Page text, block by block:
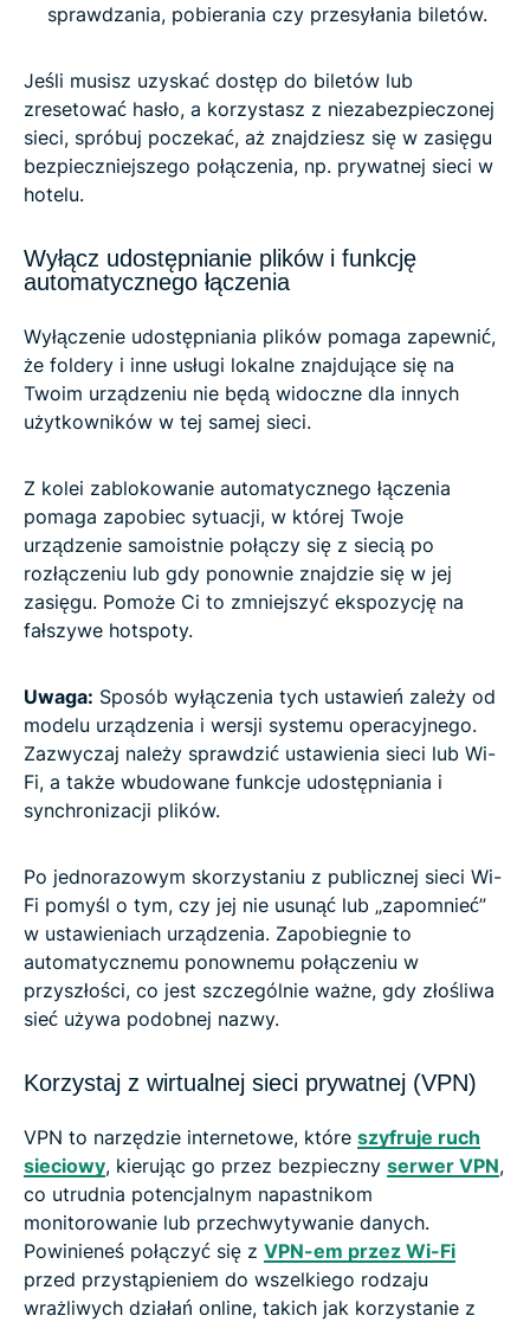
sprawdzania, pobierania czy przesyłania biletów.
Jeśli musisz uzyskać dostęp do biletów lub
zresetować hasło, a korzystasz z niezabezpieczonej
sieci, spróbuj poczekać, aż znajdziesz się w zasięgu
bezpieczniejszego połączenia, np. prywatnej sieci w
hotelu.
Wyłącz udostępnianie plików i funkcję
automatycznego łączenia
Wyłączenie udostępniania plików pomaga zapewnić,
że foldery i inne usługi lokalne znajdujące się na
Twoim urządzeniu nie będą widoczne dla innych
użytkowników w tej samej sieci.
Z kolei zablokowanie automatycznego łączenia
pomaga zapobiec sytuacji, w której Twoje
urządzenie samoistnie połączy się z siecią po
rozłączeniu lub gdy ponownie znajdzie się w jej
zasięgu. Pomoże Ci to zmniejszyć ekspozycję na
fałszywe hotspoty.
Uwaga: Sposób wyłączenia tych ustawień zależy od
modelu urządzenia i wersji systemu operacyjnego.
Zazwyczaj należy sprawdzić ustawienia sieci lub Wi-
Fi, a także wbudowane funkcje udostępniania i
synchronizacji plików.
Po jednorazowym skorzystaniu z publicznej sieci Wi-
Fi pomyśl o tym, czy jej nie usunąć lub „zapomnieć”
w ustawieniach urządzenia. Zapobiegnie to
automatycznemu ponownemu połączeniu w
przyszłości, co jest szczególnie ważne, gdy złośliwa
sieć używa podobnej nazwy.
Korzystaj z wirtualnej sieci prywatnej (VPN)
VPN to narzędzie internetowe, które szyfruje ruch
sieciowy, kierując go przez bezpieczny serwer VPN,
co utrudnia potencjalnym napastnikom
monitorowanie lub przechwytywanie danych.
Powinieneś połączyć się z VPN-em przez Wi-Fi
przed przystąpieniem do wszelkiego rodzaju
wrażliwych działań online, takich jak korzystanie z